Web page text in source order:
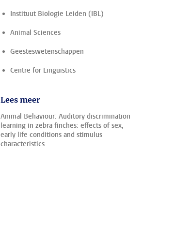
Instituut Biologie Leiden (IBL)
Animal Sciences
Geesteswetenschappen
Centre for Linguistics
Lees meer
Animal Behaviour: Auditory discrimination
learning in zebra finches: effects of sex,
early life conditions and stimulus
characteristics